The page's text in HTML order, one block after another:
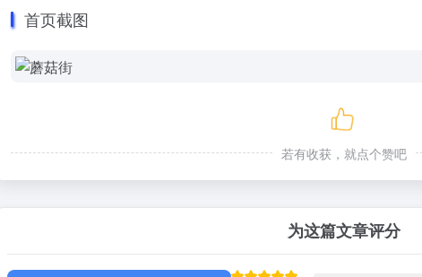
首页截图
若有收获，就点个赞吧
为这篇文章评分